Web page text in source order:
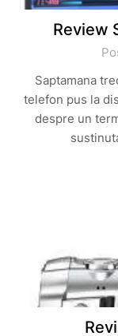
Review
Saptamana
telefon pus la
despre un